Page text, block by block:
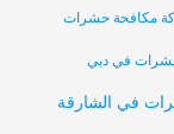
مكافحة حشرات
في دبي
في الشارقة